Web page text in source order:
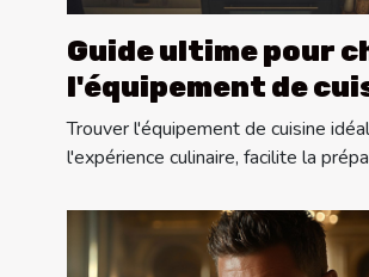
Guide ultime pour
l'équipement de
idéal
Trouver l'équipement de cuisine
l'expérience culinaire, facilite la